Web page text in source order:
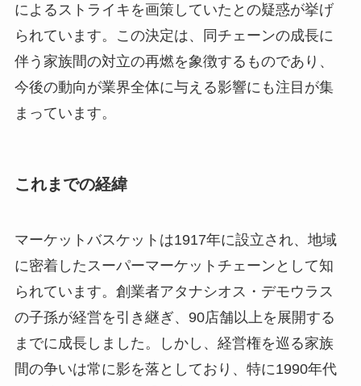
によるストライキを画策していたとの疑惑が挙げ
られています。この決定は、同チェーンの成長に
伴う家族間の対立の再燃を象徴するものであり、
今後の動向が業界全体に与える影響にも注目が集
まっています。
これまでの経緯
マーケットバスケットは1917年に設立され、地域
に密着したスーパーマーケットチェーンとして知
られています。創業者アタナシオス・デモウラス
の子孫が経営を引き継ぎ、90店舗以上を展開する
までに成長しました。しかし、経営権を巡る家族
間の争いは常に影を落としており、特に1990年代